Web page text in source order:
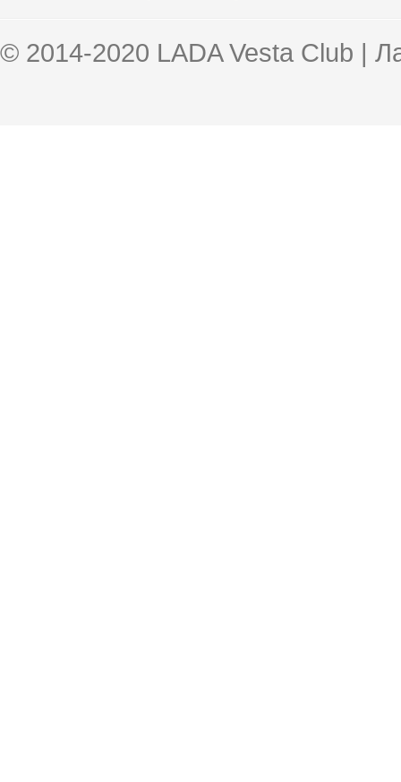
© 2014-2020 LADA Vesta Club |